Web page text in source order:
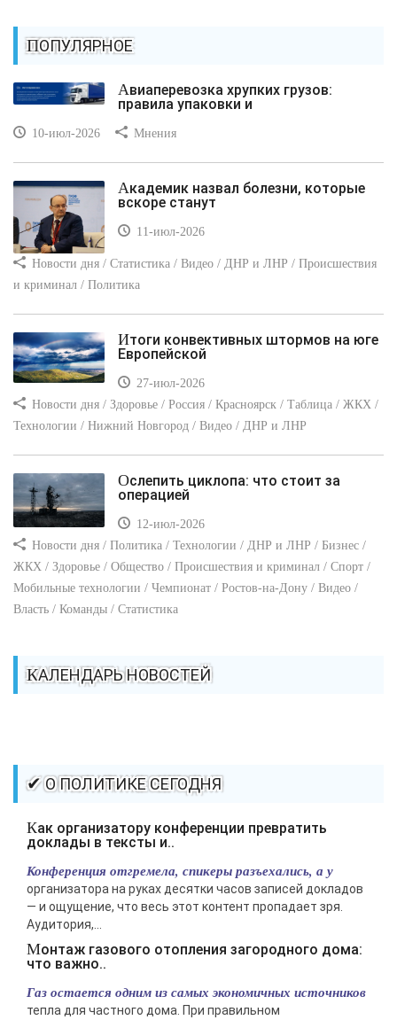
ПОПУЛЯРНОЕ
Авиаперевозка хрупких грузов:
правила упаковки и
10-июл-2026 Мнения
Академик назвал болезни, которые
вскоре станут
11-июл-2026
Новости дня / Статистика / Видео / ДНР и ЛНР / Происшествия
и криминал / Политика
Итоги конвективных штормов на юге
Европейской
27-июл-2026
Новости дня / Здоровье / Россия / Красноярск / Таблица / ЖКХ /
Технологии / Нижний Новгород / Видео / ДНР и ЛНР
Ослепить циклопа: что стоит за
операцией
12-июл-2026
Новости дня / Политика / Технологии / ДНР и ЛНР / Бизнес /
ЖКХ / Здоровье / Общество / Происшествия и криминал / Спорт /
Мобильные технологии / Чемпионат / Ростов-на-Дону / Видео /
Власть / Команды / Статистика
КАЛЕНДАРЬ НОВОСТЕЙ
✔ О ПОЛИТИКЕ СЕГОДНЯ
Как организатору конференции превратить
доклады в тексты и..
Конференция отгремела, спикеры разъехались, а у
организатора на руках десятки часов записей докладов
— и ощущение, что весь этот контент пропадает зря.
Аудитория,...
Монтаж газового отопления загородного дома:
что важно..
Газ остается одним из самых экономичных источников
тепла для частного дома. При правильном